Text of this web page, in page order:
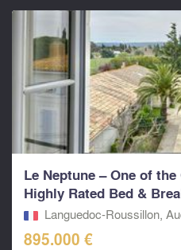
Le Neptune – One of
Highly Rated Bed &
Languedoc-Roussillon,
895.000 €